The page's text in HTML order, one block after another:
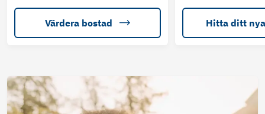
Värdera bostad Hitta ditt